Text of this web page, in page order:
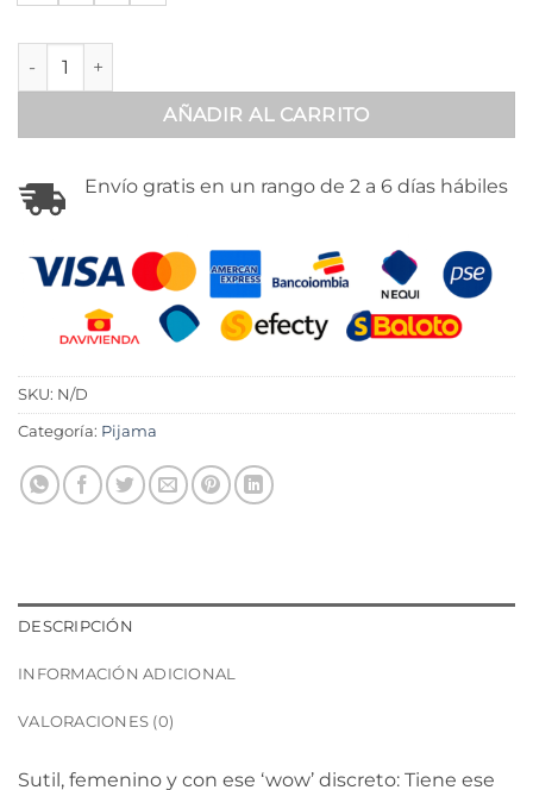
Bata negra corta en satín sensual - 300207 cantidad
AÑADIR AL CARRITO
Envío gratis en un rango de 2 a 6 días hábiles
SKU: N/D
Categoría: Pijama
DESCRIPCIÓN
INFORMACIÓN ADICIONAL
VALORACIONES (0)
Sutil, femenino y con ese ‘wow’ discreto: Tiene ese